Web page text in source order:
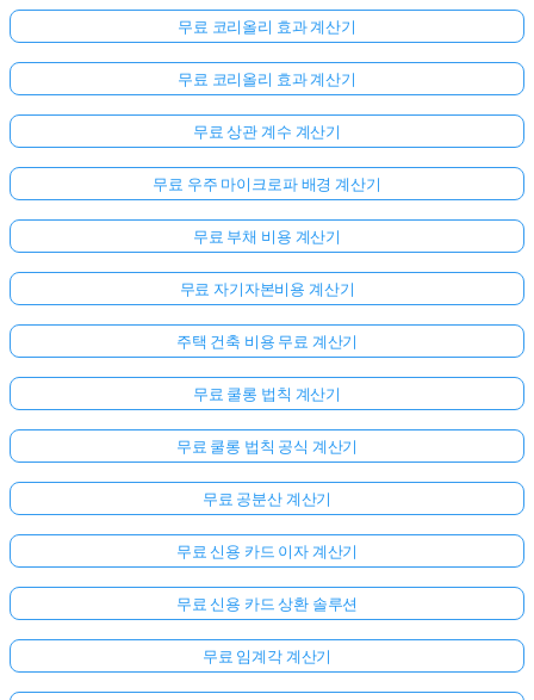
무료 코리올리 효과 계산기
무료 코리올리 효과 계산기
무료 상관 계수 계산기
무료 우주 마이크로파 배경 계산기
무료 부채 비용 계산기
무료 자기자본비용 계산기
주택 건축 비용 무료 계산기
무료 쿨롱 법칙 계산기
무료 쿨롱 법칙 공식 계산기
무료 공분산 계산기
무료 신용 카드 이자 계산기
무료 신용 카드 상환 솔루션
무료 임계각 계산기